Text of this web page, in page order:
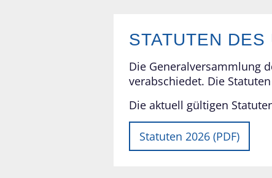
STATUTEN
Die Generalversammlung
verabschiedet. Die
Die aktuell gültigen
Statuten 2026 (PDF)